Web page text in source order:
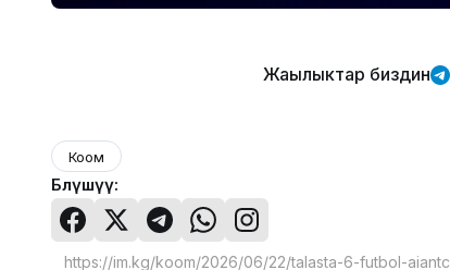
Жаңылыктар биздин
Коом
Бөлүшүү: